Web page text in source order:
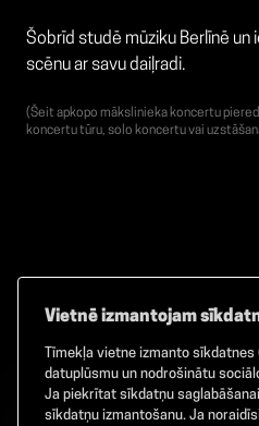
Šobrīd studē mūziku Berlīnē un
scēnu ar savu daiļradi.
(Šeit apkopo mākslinieka koncertu
koncertu tūru, solo koncertu vai
Facebook
Vietnē izmantojam
Tīmekļa vietne izmanto
datuplūsmu un nodrošinātu
Ja piekrītat sīkdatņu
sīkdatņu izmantošanu. Ja